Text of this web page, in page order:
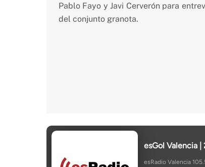
Pablo Fayo y Javi Cerverón para
del conjunto granota.